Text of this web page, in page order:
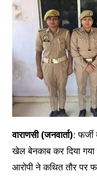
वाराणसी (जनवार्ता):
खेल बेनकाब कर दिया गया
आरोपी ने कथित तौर पर